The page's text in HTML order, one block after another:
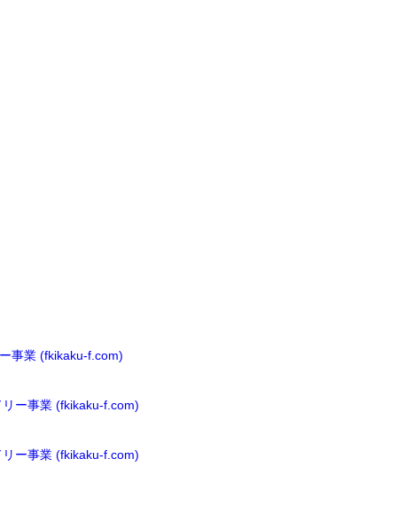
事業 (fkikaku-f.com)
ー事業 (fkikaku-f.com)
ー事業 (fkikaku-f.com)